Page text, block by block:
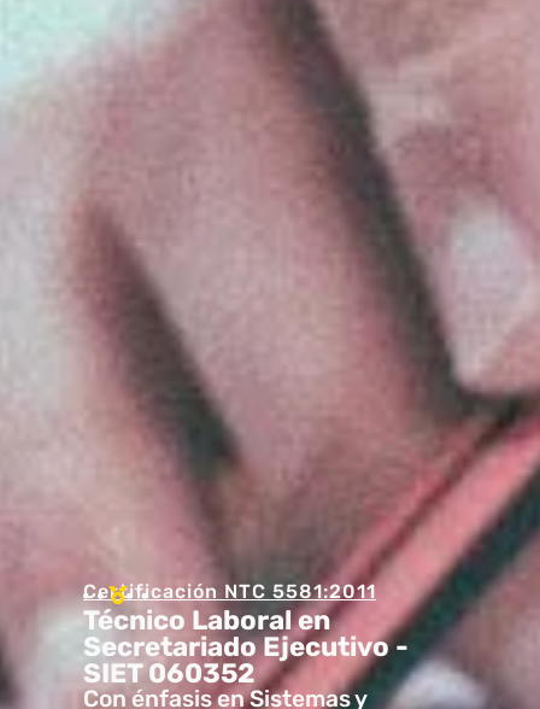
Certificación NTC 5581:2011
Técnico Laboral en
Secretariado Ejecutivo -
SIET 060352
Con énfasis en Sistemas y